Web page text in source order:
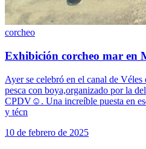
corcheo
Exhibición corcheo mar en
Ayer se celebró en el canal de
pesca con boya,organizado por la
CPDV☺️. Una increíble puesta en
y técn
10 de febrero de 2025